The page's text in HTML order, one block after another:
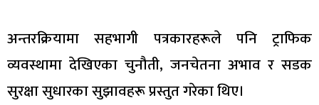
अन्तरक्रियामा सहभागी पत्रकारहरूले पनि ट्राफिक
व्यवस्थामा देखिएका चुनौती, जनचेतना अभाव र सडक
सुरक्षा सुधारका सुझावहरू प्रस्तुत गरेका थिए।